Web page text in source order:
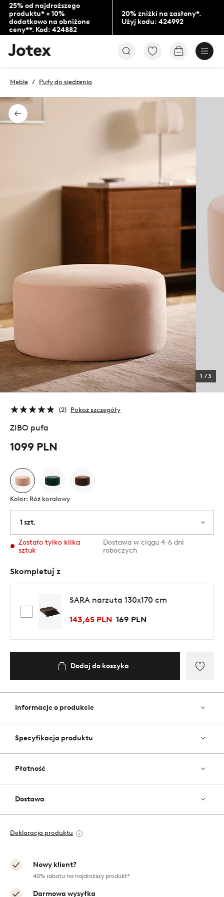
25% od najdroższego
produktu* + 10%
dodatkowo na obniżone
ceny**. Kod: 424882
20% zniżki na zasłony*.
Użyj kodu: 424992
Logo
Jotex
na
stronę
PrzejdźPrzejdź
Powrót
Meble Pufy do siedzenia
1 /3
2 Pokaż szczegóły
ZIBO pufa
1099 PLN
Kolor: Róż koralowy
1 szt.
Zostało tylko kilka
sztuk
Dostawa w ciągu 4-6 dni
roboczych
Skompletuj z
SARA narzuta 130x170 cm
143,65 PLN 169 PLN
Dodaj do koszyka
do
Informacje o produkcie
Specyfikacja produktu
Płatność
Dostawa
Deklaracja produktu
Nowy klient?
40% rabatu na najdroższy produkt*
Darmowa wysyłka